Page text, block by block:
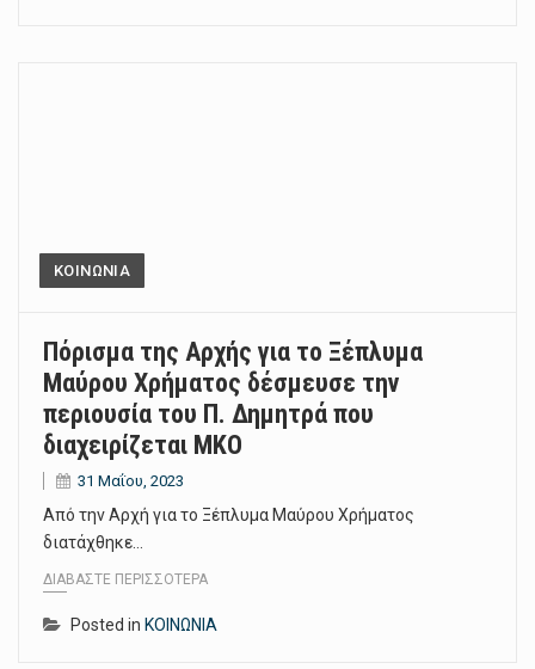
ΚΟΙΝΩΝΙΑ
Πόρισμα της Αρχής για το Ξέπλυμα
Μαύρου Χρήματος δέσμευσε την
περιουσία του Π. Δημητρά που
διαχειρίζεται ΜΚΟ
31 Μαΐου, 2023
Από την Αρχή για το Ξέπλυμα Μαύρου Χρήματος
διατάχθηκε…
ΔΙΑΒΆΣΤΕ ΠΕΡΙΣΣΌΤΕΡΑ
Posted in ΚΟΙΝΩΝΙΑ